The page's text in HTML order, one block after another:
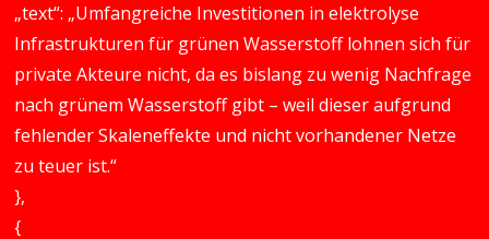
„text“: „Umfangreiche Investitionen in elektrolyse
Infrastrukturen für grünen Wasserstoff lohnen sich für
private Akteure nicht, da es bislang zu wenig Nachfrage
nach grünem Wasserstoff gibt – weil dieser aufgrund
fehlender Skaleneffekte und nicht vorhandener Netze
zu teuer ist.“
},
{